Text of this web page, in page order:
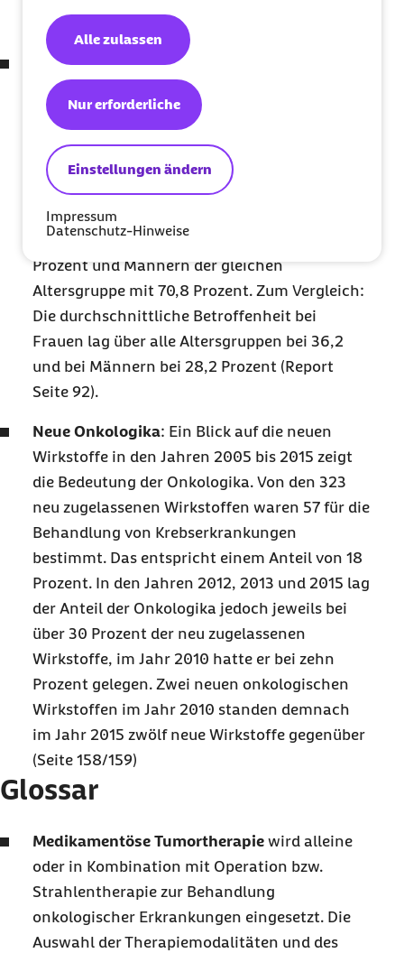
Einstellungen ändern
Nur erforderliche
Alle zulassen
Impressum
Datenschutz-Hinweise
43/44.
Polypharmazie: Als Polypharmazie wird im
Report gewertet, wenn ein Patient fünf und
mehr Medikamente pro Jahr erhält. Dies galt
Frauen und 1,08 Millionen Männer. Dabei
steigt die Quote mit dem Alter bei beiden
Geschlechtern an und erreicht ihren
Spitzenwert bei Frauen ab 75 Jahren mit 71,3
Prozent und Männern der gleichen
Altersgruppe mit 70,8 Prozent. Zum Vergleich:
Die durchschnittliche Betroffenheit bei
Frauen lag über alle Altersgruppen bei 36,2
und bei Männern bei 28,2 Prozent (Report
Seite 92).
Neue Onkologika: Ein Blick auf die neuen
Wirkstoffe in den Jahren 2005 bis 2015 zeigt
die Bedeutung der Onkologika. Von den 323
neu zugelassenen Wirkstoffen waren 57 für die
Behandlung von Krebserkrankungen
bestimmt. Das entspricht einem Anteil von 18
Prozent. In den Jahren 2012, 2013 und 2015 lag
der Anteil der Onkologika jedoch jeweils bei
über 30 Prozent der neu zugelassenen
Wirkstoffe, im Jahr 2010 hatte er bei zehn
Prozent gelegen. Zwei neuen onkologischen
Wirkstoffen im Jahr 2010 standen demnach
im Jahr 2015 zwölf neue Wirkstoffe gegenüber
(Seite 158/159)
Glossar
Medikamentöse Tumortherapie wird alleine
oder in Kombination mit Operation bzw.
Strahlentherapie zur Behandlung
onkologischer Erkrankungen eingesetzt. Die
Auswahl der Therapiemodalitäten und des